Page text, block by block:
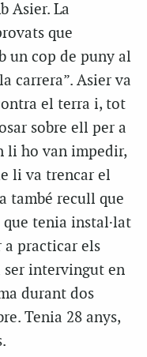
Asier. La
que
un cop de puny al
carrera”. Asier va
el terra i, tot
sobre ell per a
li ho van impedir,
li va trencar el
també recull que
que tenia instal·lat
a practicar els
ser intervingut en
durant dos
Tenia 28 anys,